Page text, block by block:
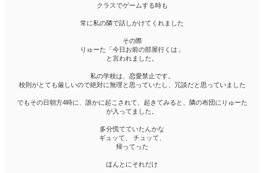
クラスでゲームする時も
常に私の隣で話しかけてくれました
その際
りゅーた「今日お前の部屋行くは」
と言われました。
私の学校は、恋愛禁止です。
校則がとても厳しいので絶対に無理と思っていたし、冗談だと思っていました
でもその日朝方4時に、誰かに起こされて、起きてみると、隣の布団にりゅーた
が入ってました。
多分慌てていたんかな
ギュッて、 チュッて、
帰ってった
ほんとにそれだけ